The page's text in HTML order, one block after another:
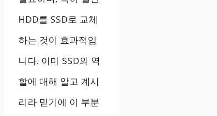
HDD를 SSD로 교체
하는 것이 효과적입
니다. 이미 SSD의 역
할에 대해 알고 계시
리라 믿기에 이 부분